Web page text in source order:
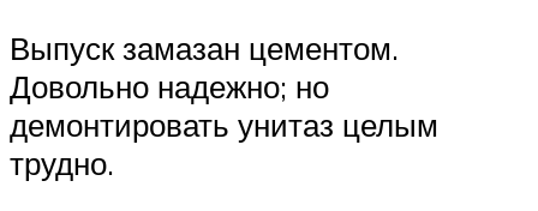
Выпуск замазан цементом.
Довольно надежно; но
демонтировать унитаз целым
трудно.